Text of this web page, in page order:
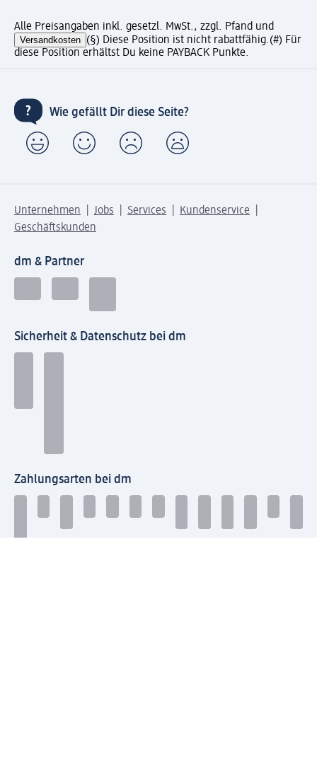
Alle Preisangaben inkl. gesetzl. MwSt., zzgl. Pfand und
Versandkosten (§) Diese Position ist nicht rabattfähig.(#) Für
diese Position erhältst Du keine PAYBACK Punkte.
Wie gefällt Dir diese Seite?
Unternehmen Jobs Services
Kundenservice
Geschäftskunden
dm & Partner
Sicherheit & Datenschutz bei dm
Zahlungsarten bei dm